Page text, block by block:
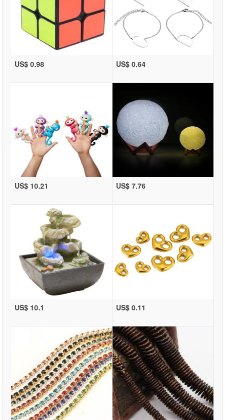
US$ 0.98 US$ 0.64
US$ 10.21 US$ 7.76
US$ 10.1 US$ 0.11